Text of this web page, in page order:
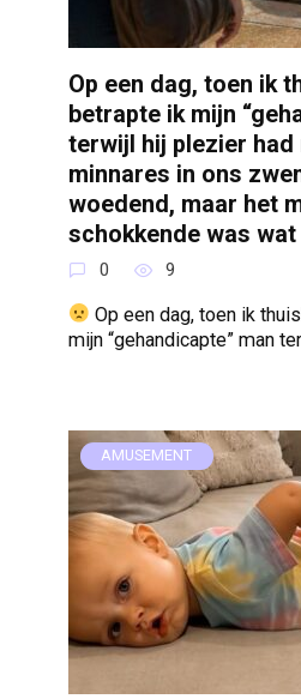
Op een dag, toen ik
betrapte ik mijn
terwijl hij plezier had
minnares in ons
woedend, maar het
schokkende was
0 9
Op een dag, toen ik
mijn “gehandicapte” man
AMUSEMENT